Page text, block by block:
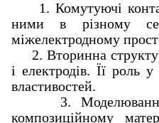
1. Комутуючі
ними в різному
міжелектродному
2. Вторинна
і електродів. Її роль
властивостей.
3. Моделювання
композиційному